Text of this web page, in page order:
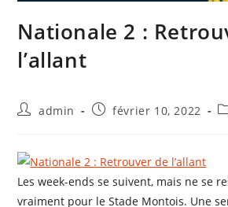
Nationale 2 :
l’allant
admin février 10, 2022
Les week-ends se suivent, mais ne se
vraiment pour le Stade Montois. Une